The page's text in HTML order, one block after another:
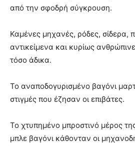
από την σφοδρή σύγκρουση.
Καμένες μηχανές, ρόδες, σίδερα,
αντικείμενα και κυρίως
τόσο άδικα.
Το αναποδογυρισμένο βαγόνι
στιγμές που έζησαν οι επιβάτες.
Το χτυπημένο μπροστινό μέρος
μπλε βαγόνι κάθονταν οι